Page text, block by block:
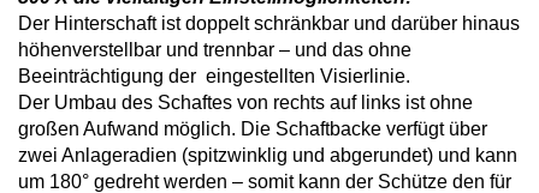
Der Hinterschaft ist doppelt schränkbar und darüber hinaus
höhenverstellbar und trennbar – und das ohne
Beeinträchtigung der eingestellten Visierlinie.
Der Umbau des Schaftes von rechts auf links ist ohne
großen Aufwand möglich. Die Schaftbacke verfügt über
zwei Anlageradien (spitzwinklig und abgerundet) und kann
um 180° gedreht werden – somit kann der Schütze den für